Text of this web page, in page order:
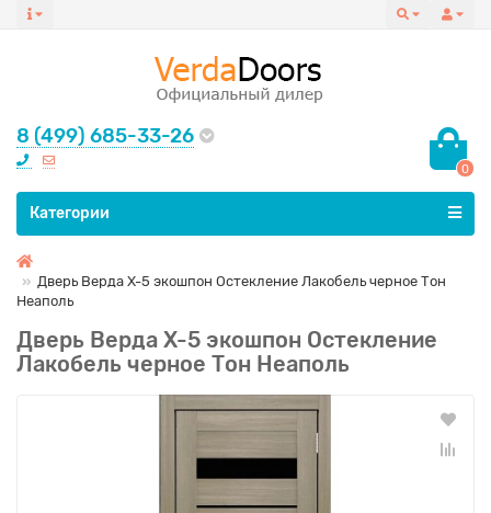
8 (499) 685-33-26
0
Все категории
Категории
Дверь Верда X-5 экошпон Остекление Лакобель черное Тон
Неаполь
Дверь Верда X-5 экошпон Остекление
Лакобель черное Тон Неаполь